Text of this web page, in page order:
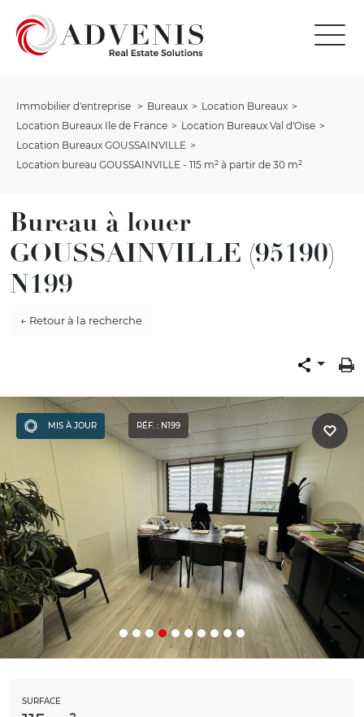
Immobilier d'entreprise Bureaux
Location Bureaux
Location Bureaux Ile de France
Location Bureaux Val d'Oise
Location Bureaux GOUSSAINVILLE
Location bureau GOUSSAINVILLE - 115 m² à partir de 30 m²
Bureau à louer
GOUSSAINVILLE (95190)
N199
← Retour à la recherche
MIS À JOUR RÉF. : N199
SURFACE